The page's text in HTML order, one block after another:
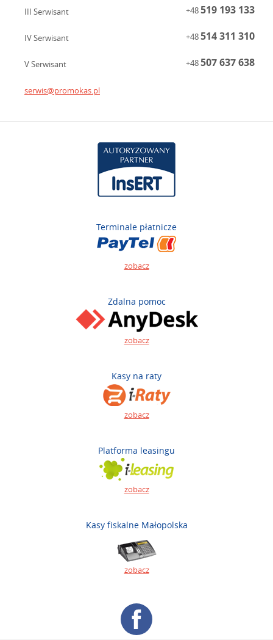
III Serwisant +48519 193 133
IV Serwisant +48514 311 310
V Serwisant +48507 637 638
serwis@promokas.pl
Terminale płatnicze
zobacz
Zdalna pomoc
zobacz
Kasy na raty
zobacz
Platforma leasingu
zobacz
Kasy fiskalne Małopolska
zobacz